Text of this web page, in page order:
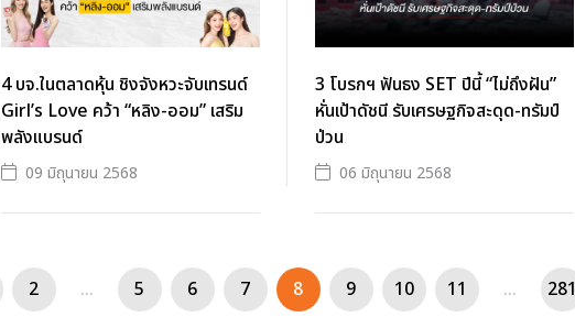
4 บจ.ในตลาดหุ้น ชิงจังหวะจับเทรนด์
Girl’s Love คว้า “หลิง-ออม” เสริม
พลังแบรนด์
09 มิถุนายน 2568
3 โบรกฯ ฟันธง SET ปีนี้ “ไม่ถึงฝัน”
หั่นเป้าดัชนี รับเศรษฐกิจสะดุด-ทรัมป์
ป่วน
06 มิถุนายน 2568
2 ... 5 6 7 8 9 10 11 ... 281